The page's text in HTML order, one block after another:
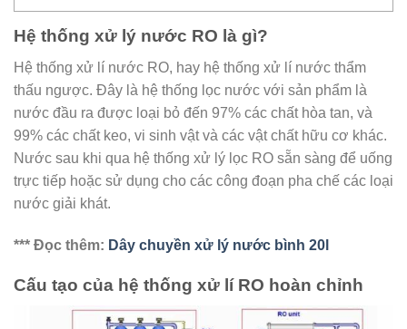
Hệ thống xử lý nước RO là gì?
Hệ thống xử lí nước RO, hay hệ thống xử lí nước thẩm
thấu ngược. Đây là hệ thống lọc nước với sản phẩm là
nước đầu ra được loại bỏ đến 97% các chất hòa tan, và
99% các chất keo, vi sinh vật và các vật chất hữu cơ khác.
Nước sau khi qua hệ thống xử lý lọc RO sẵn sàng để uống
trực tiếp hoặc sử dụng cho các công đoạn pha chế các loại
nước giải khát.
*** Đọc thêm: Dây chuyền xử lý nước bình 20l
Cấu tạo của hệ thống xử lí RO hoàn chỉnh